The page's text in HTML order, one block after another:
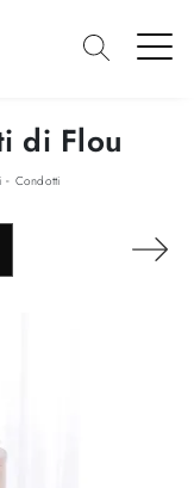
di Flou
- Condotti